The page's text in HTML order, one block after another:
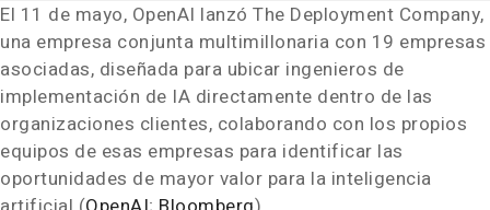
El 11 de mayo, OpenAI lanzó The Deployment Company,
una empresa conjunta multimillonaria con 19 empresas
asociadas, diseñada para ubicar ingenieros de
implementación de IA directamente dentro de las
organizaciones clientes, colaborando con los propios
equipos de esas empresas para identificar las
oportunidades de mayor valor para la inteligencia